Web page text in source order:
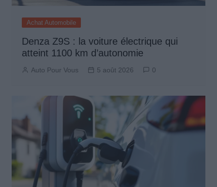
Achat Automobile
Denza Z9S : la voiture électrique qui
atteint 1100 km d’autonomie
Auto Pour Vous 5 août 2026 0